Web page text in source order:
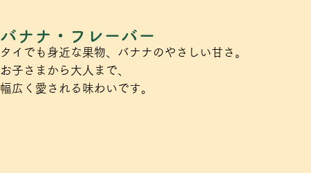
バナナ・フレーバー
タイでも身近な果物、バナナのやさしい甘さ。
お子さまから大人まで、
幅広く愛される味わいです。